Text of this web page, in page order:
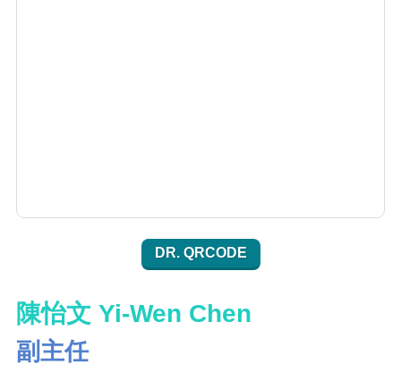
DR. QRCODE
陳怡文 Yi-Wen Chen
副主任